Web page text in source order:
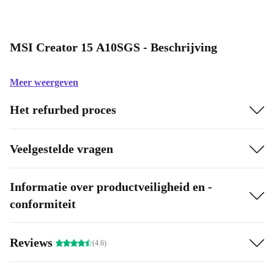
MSI Creator 15 A10SGS - Beschrijving
Meer weergeven
Het refurbed proces
Veelgestelde vragen
Informatie over productveiligheid en -
conformiteit
Reviews (4.6)